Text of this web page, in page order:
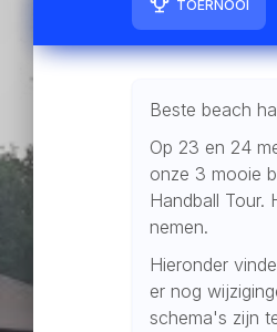
TOERNOOI
Beste beach
Op 23 en 24
onze 3 mooie
Handball
nemen.
Hieronder
er nog
schema's zijn